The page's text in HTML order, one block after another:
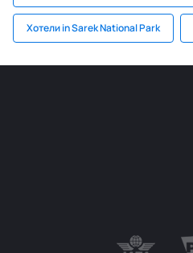
Хотели in Sarek National Park